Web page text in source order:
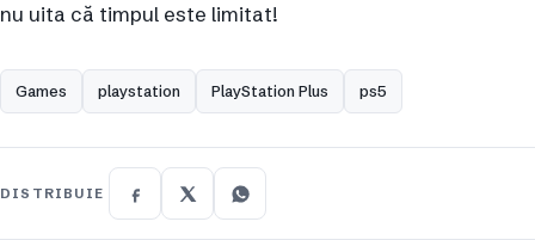
nu uita că timpul este limitat!
Games playstation PlayStation Plus ps5
DISTRIBUIE